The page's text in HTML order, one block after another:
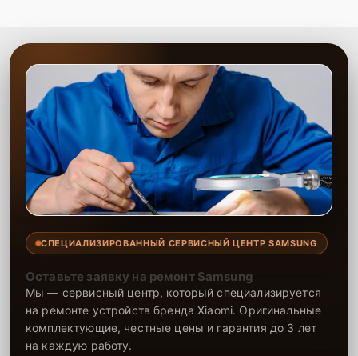
СПЕЦИАЛИЗИРОВАННЫЙ СЕРВИСНЫЙ ЦЕНТР SAMSUNG
Оставьте заявку на ремонт Samsung
Мы — сервисный центр, который специализируется
на ремонте устройств бренда Xiaomi. Оригинальные
комплектующие, честные цены и гарантия до 3 лет
на каждую работу.